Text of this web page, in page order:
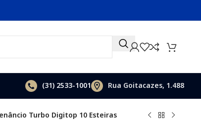
(31) 2533-1001 Rua Goitacazes, 1.488
Turbo Digitop 10 Esteiras